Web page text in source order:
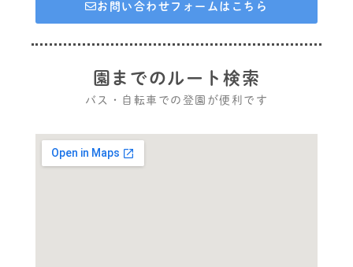
お問い合わせフォームはこちら
園までのルート検索
バス・自転車での登園が便利です